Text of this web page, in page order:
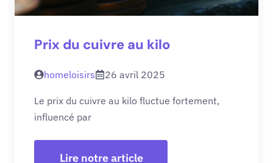
Prix du cuivre au kilo
homeloisirs 26 avril 2025
Le prix du cuivre au kilo fluctue fortement,
influencé par
Lire notre article